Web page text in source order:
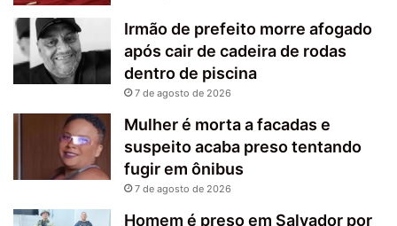
Irmão de prefeito morre afogado
após cair de cadeira de rodas
dentro de piscina
7 de agosto de 2026
Mulher é morta a facadas e
suspeito acaba preso tentando
fugir em ônibus
7 de agosto de 2026
Homem é preso em Salvador por